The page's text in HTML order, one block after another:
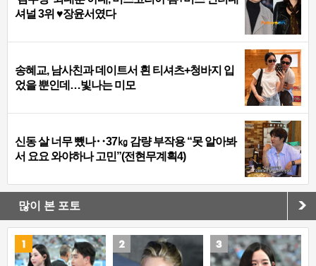
셔널 3위 ♥장윤서였다
송혜교, 남사친과 데이트서 흰 티셔츠+청바지 입
었을 뿐인데…빛나는 미모
신동 살 너무 뺐나‥37㎏ 감량 부작용 “못 알아봐
서 요요 와야하나 고민”(전현무계획4)
많이 본 포토